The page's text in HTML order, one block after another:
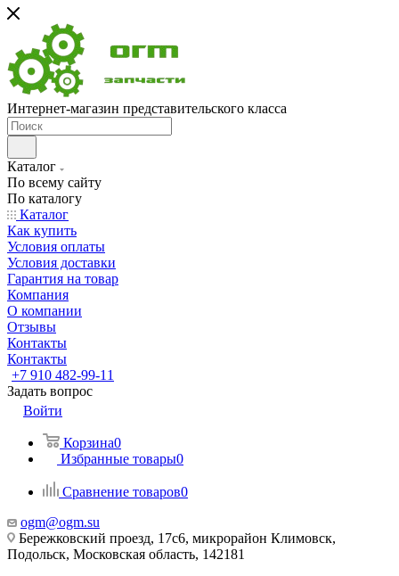
Интернет-магазин представительского класса
Каталог
По всему сайту
По каталогу
Каталог
Как купить
Условия оплаты
Условия доставки
Гарантия на товар
Компания
О компании
Отзывы
Контакты
Контакты
+7 910 482-99-11
Задать вопрос
Войти
Корзина0
Избранные товары0
Сравнение товаров0
ogm@ogm.su
Бережковский проезд, 17с6, микрорайон Климовск,
Подольск, Московская область, 142181